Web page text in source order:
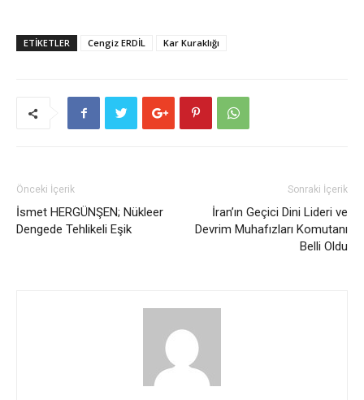
ETİKETLER Cengiz ERDİL Kar Kuraklığı
Önceki İçerik
İsmet HERGÜNŞEN; Nükleer
Dengede Tehlikeli Eşik
Sonraki İçerik
İran’ın Geçici Dini Lideri ve
Devrim Muhafızları Komutanı
Belli Oldu